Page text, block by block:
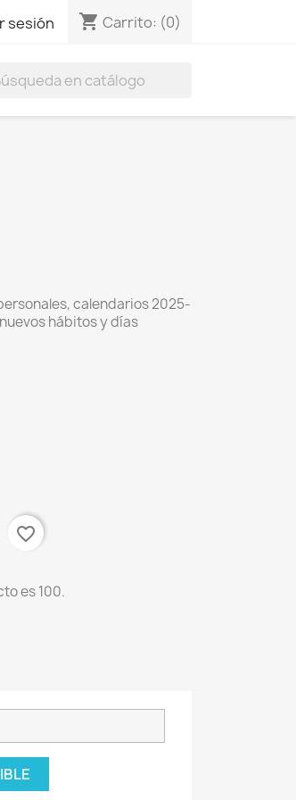
sesión shopping_cart Carrito: (0)
calendarios 2025-
hábitos y días
favorite_border
es 100.